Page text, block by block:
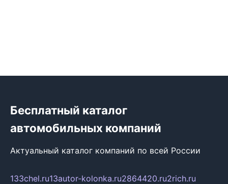
Бесплатный каталог
автомобильных компаний
Актуальный каталог компаний по всей России
133chel.ru13autor-kolonka.ru2864420.ru2rich.ru